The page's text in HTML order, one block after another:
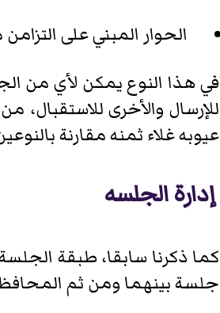
الحوار المبني على
في هذا النوع يمكن لأي من
للإرسال والأخرى للاستقبال،
عيوبه غلاء ثمنه مقارنة
إدارة الجلسه
كما ذكرنا سابقا، طبقة
جلسة بينهما ومن ثم